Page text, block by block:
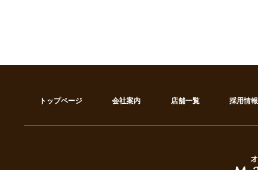
トップページ 会社案内 店舗一覧 採用情報